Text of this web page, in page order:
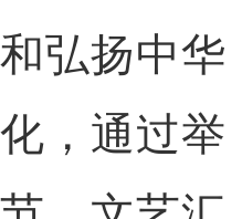
弘扬中华
，通过举